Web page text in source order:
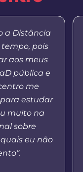
a Distância
pois
aos meus
pública e
me
estudar
muito na
sobre
eu não